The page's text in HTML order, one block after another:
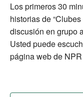
Los primeros 30
historias de
discusión en grupo
Usted puede
página web de